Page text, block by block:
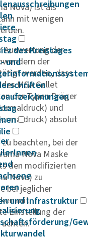
des Kreistages
und
und Infrastruktur
Nova) ist als
mit wenigen
Auswertung der
der
werden, dass
MSA Gallet
der Typen Dräger
und
absolut
beachten, bei der
Nova Maske
den modifizierten
Nova) zu
bei jeglicher
mit
Einstellung der